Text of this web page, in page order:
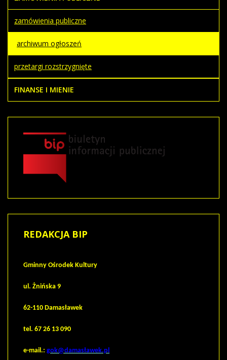
zamówienia publiczne
archiwum ogłoszeń
przetargi rozstrzygnięte
FINANSE I MIENIE
REDAKCJABIP
Gminny Ośrodek Kultury
ul. Żnińska 9
62-110 Damasławek
tel. 67 26 13 090
e-mail.: gok@damasławek.pl